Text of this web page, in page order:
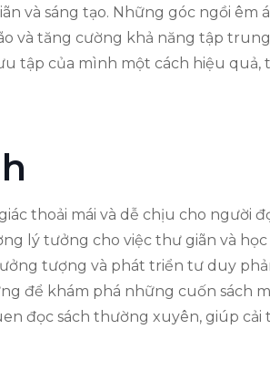
và sáng tạo. Những góc ngồi êm
và tăng cường khả năng tập
tập của mình một cách hiệu quả,
thoải mái và dễ chịu cho người
lý tưởng cho việc thư giãn và học
tượng và phát triển tư duy
để khám phá những cuốn sách
đọc sách thường xuyên, giúp cải